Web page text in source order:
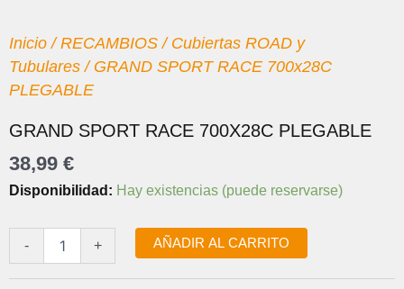
Inicio /RECAMBIOS / Cubiertas ROAD y
Tubulares / GRAND SPORT RACE 700x28C
PLEGABLE
GRAND SPORT RACE 700X28C PLEGABLE
38,99 €
Disponibilidad: Hay existencias (puede reservarse)
-
GRAND
PLEGABLE
cantidad
+ AÑADIR AL CARRITO